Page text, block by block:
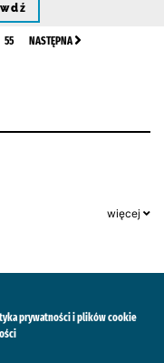
55 NASTĘPNA
więcej
prywatności i plików cookie